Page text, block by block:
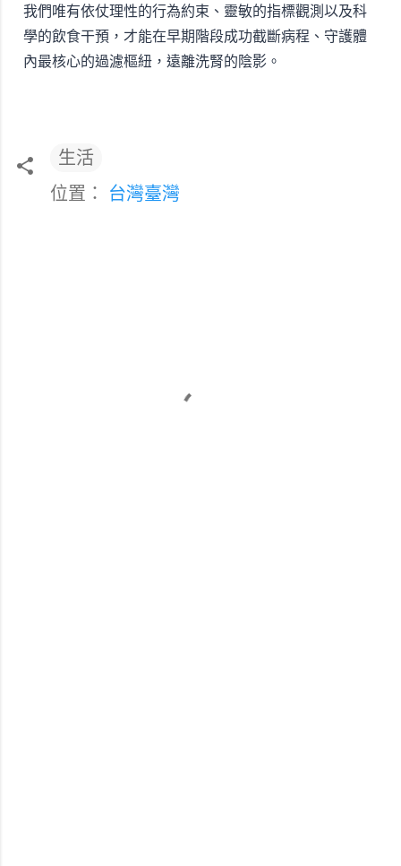
我們唯有依仗理性的行為約束、靈敏的指標觀測以及科
學的飲食干預，才能在早期階段成功截斷病程、守護體
內最核心的過濾樞紐，遠離洗腎的陰影。
生活
位置： 台灣臺灣